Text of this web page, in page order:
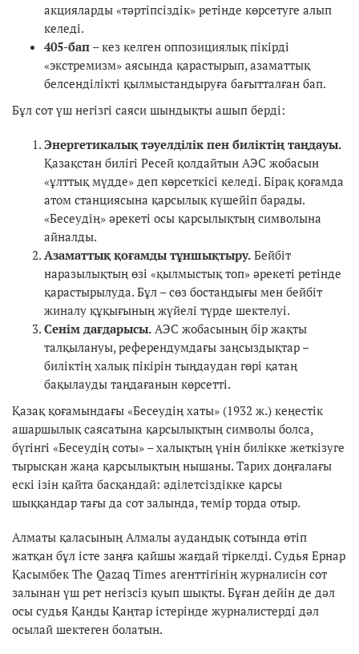
акцияларды «тәртіпсіздік» ретінде көрсетуге алып
келеді.
405-бап – кез келген оппозициялық пікірді
«экстремизм» аясында қарастырып, азаматтық
белсенділікті қылмыстандыруға бағытталған бап.
Бұл сот үш негізгі саяси шындықты ашып берді:
Энергетикалық тәуелділік пен биліктің таңдауы.
Қазақстан билігі Ресей қолдайтын АЭС жобасын
«ұлттық мүдде» деп көрсеткісі келеді. Бірақ қоғамда
атом станциясына қарсылық күшейіп барады.
«Бесеудің» әрекеті осы қарсылықтың символына
айналды.
Азаматтық қоғамды тұншықтыру. Бейбіт
наразылықтың өзі «қылмыстық топ» әрекеті ретінде
қарастырылуда. Бұл – сөз бостандығы мен бейбіт
жиналу құқығының жүйелі түрде шектелуі.
Сенім дағдарысы. АЭС жобасының бір жақты
талқылануы, референдумдағы заңсыздықтар –
биліктің халық пікірін тыңдаудан гөрі қатаң
бақылауды таңдағанын көрсетті.
Қазақ қоғамындағы «Бесеудің хаты» (1932 ж.) кеңестік
ашаршылық саясатына қарсылықтың символы болса,
бүгінгі «Бесеудің соты» – халықтың үнін билікке жеткізуге
тырысқан жаңа қарсылықтың нышаны. Тарих доңғалағы
ескі ізін қайта басқандай: әділетсіздікке қарсы
шыққандар тағы да сот залында, темір торда отыр.
Алматы қаласының Алмалы аудандық сотында өтіп
жатқан бұл істе заңға қайшы жағдай тіркелді. Судья Ернар
Қасымбек The Qazaq Times агенттігінің журналисін сот
залынан үш рет негізсіз қуып шықты. Бұған дейін де дәл
осы судья Қанды Қаңтар істерінде журналистерді дәл
осылай шектеген болатын.